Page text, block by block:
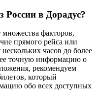
России в Дорадус?
множества факторов,
прямого рейса или
часов до более
точную информацию о
рекомендуем
который
обо всех доступных